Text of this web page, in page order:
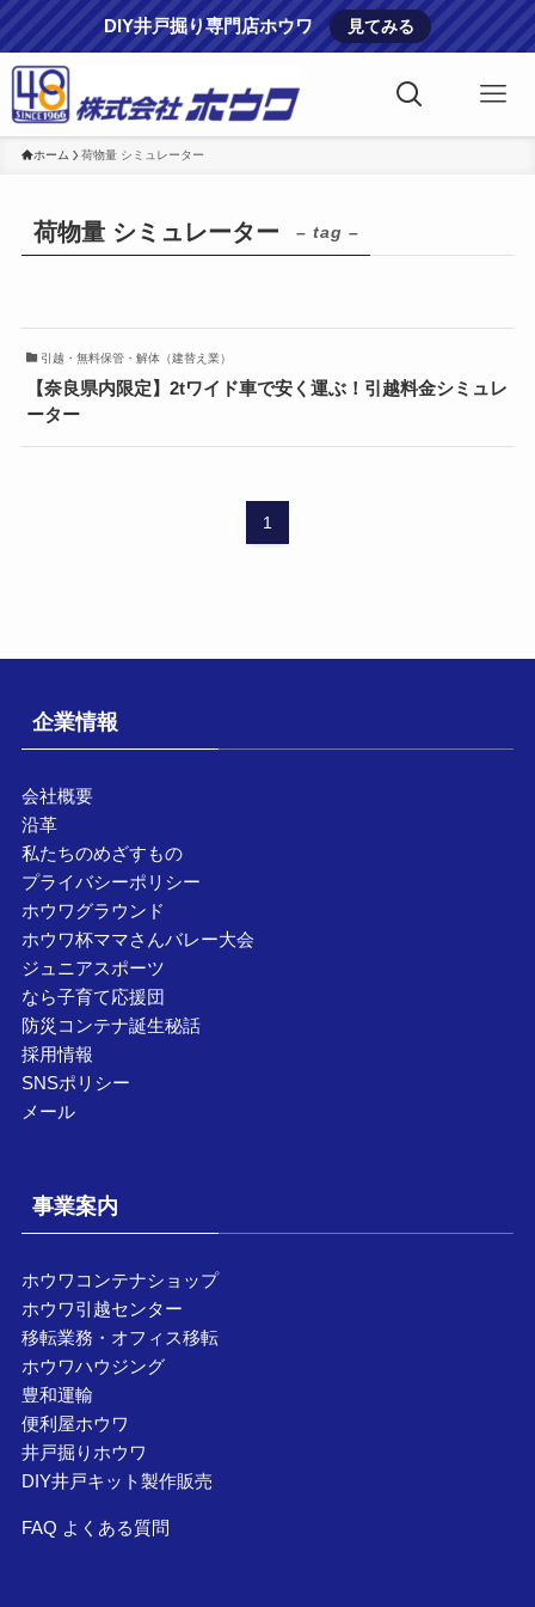
DIY井戸掘り専門店ホウワ 見てみる
ホーム 荷物量 シミュレーター
荷物量 シミュレーター – tag –
引越・無料保管・解体（建替え業）
【奈良県内限定】2tワイド車で安く運ぶ！引越料金シミュレ
ーター
1
企業情報
会社概要
沿革
私たちのめざすもの
プライバシーポリシー
ホウワグラウンド
ホウワ杯ママさんバレー大会
ジュニアスポーツ
なら子育て応援団
防災コンテナ誕生秘話
採用情報
SNSポリシー
メール
事業案内
ホウワコンテナショップ
ホウワ引越センター
移転業務・オフィス移転
ホウワハウジング
豊和運輸
便利屋ホウワ
井戸掘りホウワ
DIY井戸キット製作販売
FAQ よくある質問